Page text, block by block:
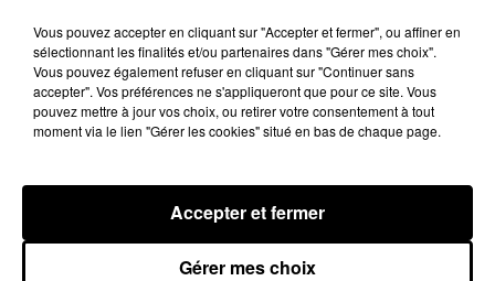
6 août 2026
Franglish et Keblack dévoilent une
session live surprise
single « Coulda Shoulda Woulda »
Vous pouvez accepter en cliquant sur "Accepter et fermer", ou affiner en
sélectionnant les finalités et/ou partenaires dans "Gérer mes choix".
Vous pouvez également refuser en cliquant sur "Continuer sans
accepter". Vos préférences ne s'appliqueront que pour ce site. Vous
pouvez mettre à jour vos choix, ou retirer votre consentement à tout
moment via le lien "Gérer les cookies" situé en bas de chaque page.
Gérer mes choix
Accepter et fermer